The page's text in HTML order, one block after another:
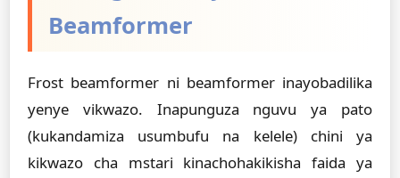
Beamformer
Frost beamformer ni beamformer inayobadilika
yenye vikwazo. Inapunguza nguvu ya pato
(kukandamiza usumbufu na kelele) chini ya
kikwazo cha mstari kinachohakikisha faida ya